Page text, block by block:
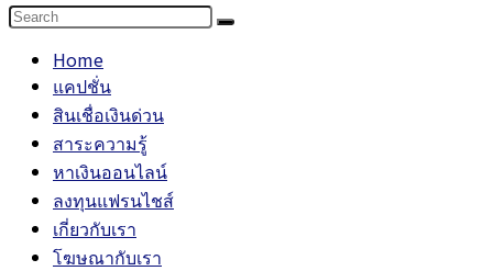
Home
แคปชั่น
สินเชื่อเงินด่วน
สาระความรู้
หาเงินออนไลน์
ลงทุนแฟรนไชส์
เกี่ยวกับเรา
โฆษณากับเรา